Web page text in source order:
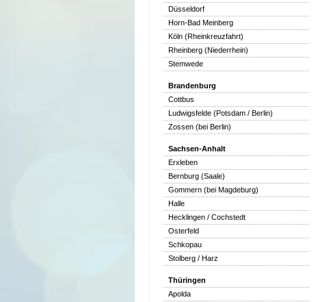
Düsseldorf
Horn-Bad Meinberg
Köln (Rheinkreuzfahrt)
Rheinberg (Niederrhein)
Stemwede
Brandenburg
Cottbus
Ludwigsfelde (Potsdam / Berlin)
Zossen (bei Berlin)
Sachsen-Anhalt
Erxleben
Bernburg (Saale)
Gommern (bei Magdeburg)
Halle
Hecklingen / Cochstedt
Osterfeld
Schkopau
Stolberg / Harz
Thüringen
Apolda